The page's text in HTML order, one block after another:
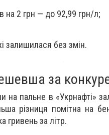
2 грн — до 92,99 грн/л;
залишилася без змін.
за
на пальне в «Укрнафті»
різниця помітна на
гривень за літр.